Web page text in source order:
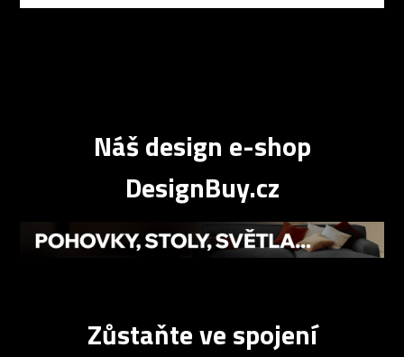
Náš design e-shop
DesignBuy.cz
Zůstaňte ve spojení